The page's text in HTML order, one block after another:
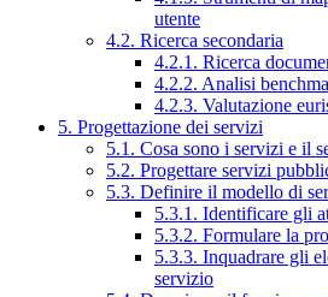
utente
4.2. Ricerca secondaria
4.2.1. Ricerca
4.2.2. Analisi
4.2.3. Valutazione
5. Progettazione dei servizi
5.1. Cosa sono i servizi e il
5.2. Progettare servizi
5.3. Definire il modello di
5.3.1. Identificare gli
5.3.2. Formulare la
5.3.3. Inquadrare gli
servizio